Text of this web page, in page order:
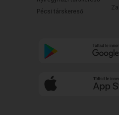
Pécsi társkereső